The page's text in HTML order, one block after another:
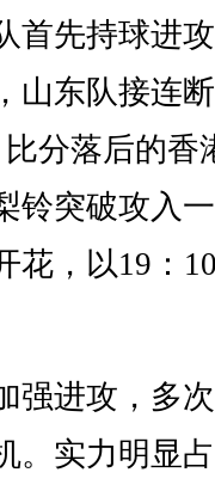
首先持球进
山东队接连
分落后的香
铃突破攻入
花，以19：
进攻，多
。实力明显